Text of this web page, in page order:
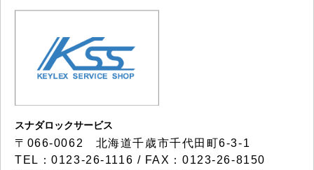
スナダロックサービス
〒066-0062 北海道千歳市千代田町6-3-1
TEL：0123-26-1116 / FAX：0123-26-8150